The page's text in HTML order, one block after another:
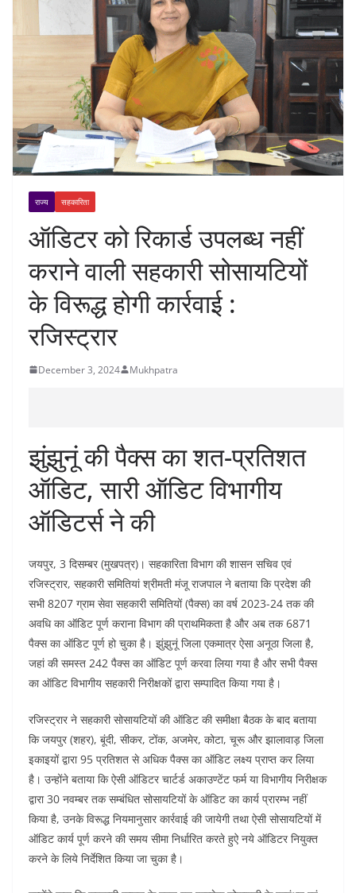
राज्य सहकारिता
ऑडिटर को रिकार्ड उपलब्ध नहीं
कराने वाली सहकारी सोसायटियों
के विरूद्ध होगी कार्रवाई :
रजिस्ट्रार
December 3, 2024 Mukhpatra
झुंझुनूं की पैक्स का शत-प्रतिशत
ऑडिट, सारी ऑडिट विभागीय
ऑडिटर्स ने की
जयपुर, 3 दिसम्बर (मुखपत्र)। सहकारिता विभाग की शासन सचिव एवं
रजिस्ट्रार, सहकारी समितियां श्रीमती मंजू राजपाल ने बताया कि प्रदेश की
सभी 8207 ग्राम सेवा सहकारी समितियों (पैक्स) का वर्ष 2023-24 तक की
अवधि का ऑडिट पूर्ण कराना विभाग की प्राथमिकता है और अब तक 6871
पैक्स का ऑडिट पूर्ण हो चुका है। झुंझुनूं जिला एकमात्र ऐसा अनूठा जिला है,
जहां की समस्त 242 पैक्स का ऑडिट पूर्ण करवा लिया गया है और सभी पैक्स
का ऑडिट विभागीय सहकारी निरीक्षकों द्वारा सम्पादित किया गया है।
रजिस्ट्रार ने सहकारी सोसायटियों की ऑडिट की समीक्षा बैठक के बाद बताया
कि जयपुर (शहर), बूंदी, सीकर, टोंक, अजमेर, कोटा, चूरू और झालावाड़ जिला
इकाइयों द्वारा 95 प्रतिशत से अधिक पैक्स का ऑडिट लक्ष्य प्राप्त कर लिया
है। उन्होंने बताया कि ऐसी ऑडिटर चार्टर्ड अकाउण्टेंट फर्म या विभागीय निरीक्षक
द्वारा 30 नवम्बर तक सम्बंधित सोसायटियों के ऑडिट का कार्य प्रारम्भ नहीं
किया है, उनके विरूद्ध नियमानुसार कार्रवाई की जायेगी तथा ऐसी सोसायटियों में
ऑडिट कार्य पूर्ण करने की समय सीमा निर्धारित करते हुऐ नये ऑडिटर नियुक्त
करने के लिये निर्देशित किया जा चुका है।